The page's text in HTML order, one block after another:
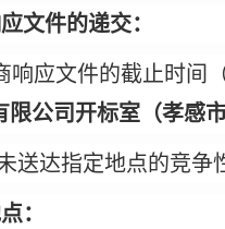
文件的递交：
响应文件的截止时间
限公司开标室（孝感
送达指定地点的竞
：